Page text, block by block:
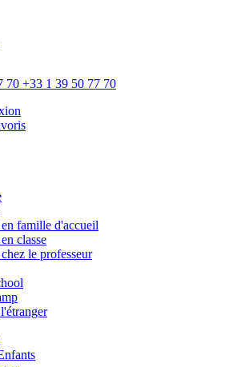
+33 1 39 50 77 70
famille d'accueil
classe
le professeur